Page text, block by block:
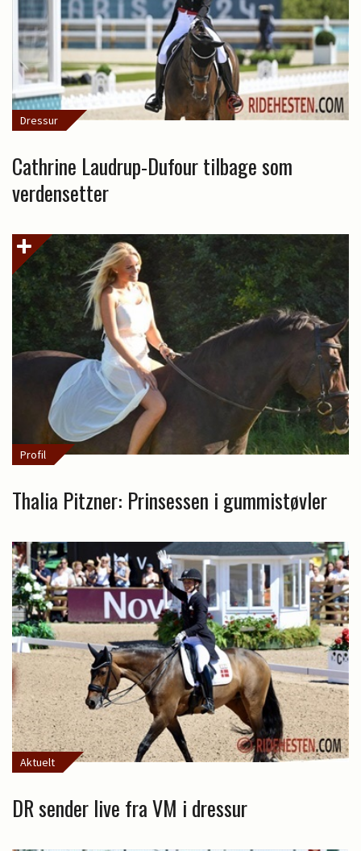
Dressur
Cathrine Laudrup-Dufour tilbage som
verdensetter
Profil
Thalia Pitzner: Prinsessen i gummistøvler
Aktuelt
DR sender live fra VM i dressur